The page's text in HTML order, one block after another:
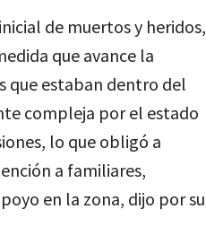
de muertos y heridos,
que avance la
que estaban dentro del
compleja por el estado
lo que obligó a
a familiares,
en la zona, dijo por su